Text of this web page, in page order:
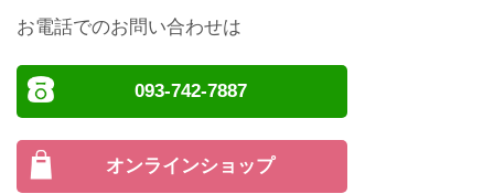
お電話でのお問い合わせは
093-742-7887
オンラインショップ